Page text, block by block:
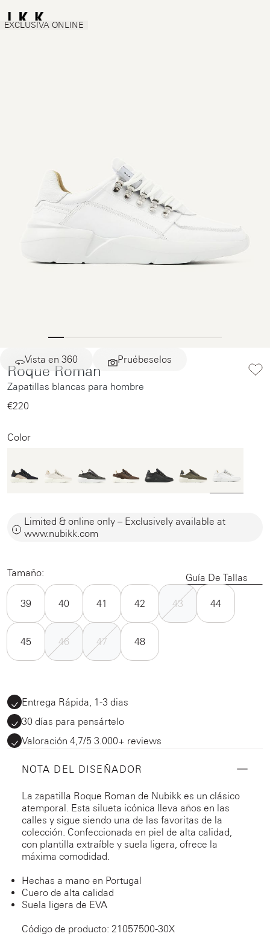
Vista en 360 Pruébeselos
EXCLUSIVA ONLINE
Roque Roman
Zapatillas blancas para hombre
€220‌
Color
Limited & online only – Exclusively available at
www.nubikk.com
Tamaño: Guía De Tallas
39 40 41 42 43 44
45 46 47 48
Entrega Rápida, 1-3 dias
30 días para pensártelo
Valoración 4,7/5 3.000+ reviews
NOTA DEL DISEÑADOR
La zapatilla Roque Roman de Nubikk es un clásico
atemporal. Esta silueta icónica lleva años en las
calles y sigue siendo una de las favoritas de la
colección. Confeccionada en piel de alta calidad,
con plantilla extraíble y suela ligera, ofrece la
máxima comodidad.
Hechas a mano en Portugal
Cuero de alta calidad
Suela ligera de EVA
Código de producto: 21057500-30X